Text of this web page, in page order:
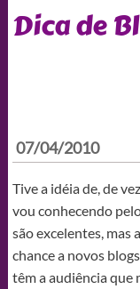
Dica de
07/04/2010
Tive a idéia de, de
vou conhecendo
são excelentes, mas
chance a novos
têm a audiência que